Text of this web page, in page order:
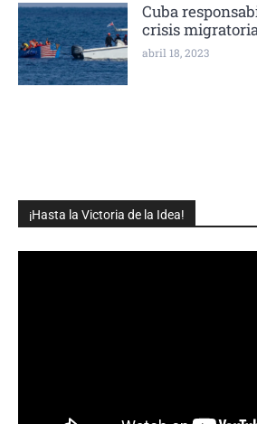
¡Hasta la Victoria de la Idea!
Cuba
crisis
abril 18, 2023